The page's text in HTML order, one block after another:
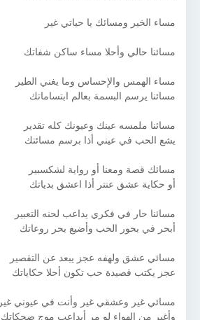
مساء الخير ومسائك يا حياتي غير
مسائنا حالي وأحلا مساء ساكن شفاتك
مساء الهمس والإحساس وما يغني الطير
مسائنا يرسم البسمة بعالم ابتساماتك
مسائنا ملمسه عينك وعيونك كله تقدير
يشع الحب في عيني أذا برسم مسائتك
مسائك قصة ومعنا أو رواية لشكسبير
أو حكاية عشق عنتر أذا اعشق بدياتك
مسائنا حار في فكري يداعب لحنه التعبير
أبحر في بحور الحب وأضيع بحر روعاتك
مسائي عشق ولهفه عجز يبعد عن التقصير
عجز يكتب قصيدة حب تكون أحلا حكاياتك
مسائي غير وعشقي غير وأنت في عيوني غير
وأغير من الهواء لو مر أيداعب موج ضحكاتك